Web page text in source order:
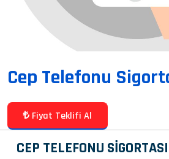
Cep Telefonu
Fiyat Teklifi Al
CEP TELEFONU